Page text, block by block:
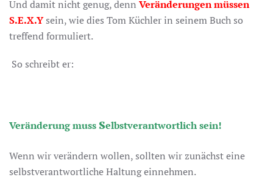
Und damit nicht genug, denn Veränderungen müssen
S.E.X.Ysein, wie dies Tom Küchler in seinem Buch so
treffend formuliert.
So schreibt er:
Veränderung mussselbstverantwortlich sein!
Wenn wir verändern wollen, sollten wir zunächst eine
selbstverantwortliche Haltung einnehmen.